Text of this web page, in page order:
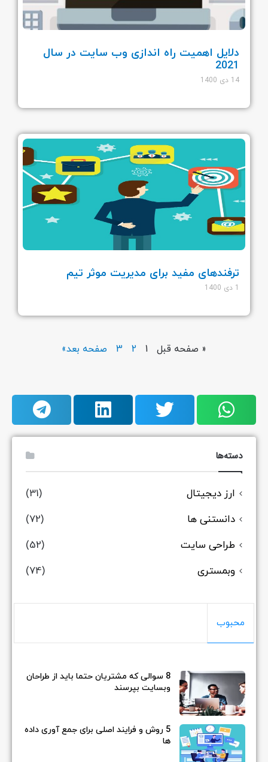
دلایل اهمیت راه اندازی وب سایت در سال
2021
14 دی 1400
ترفندهای مفید برای مدیریت موثر تیم
« صفحه قبل 2
3 صفحه بعد»
دسته‌ها
ارز دیجیتال
دانستنی ها
طراحی سایت
وبمستری
محبوب
8 سوالی که مشتریان حتما باید از طراحان
وبسایت بپرسند
5 روش و فرایند اصلی برای جمع آوری داده
ها